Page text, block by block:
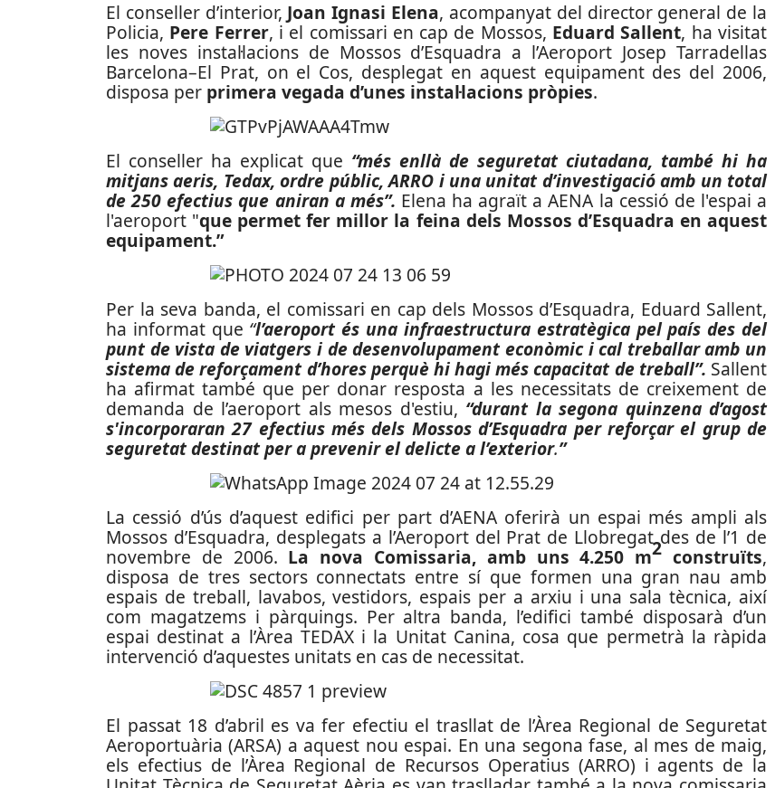
El conseller d’interior, Joan Ignasi Elena, acompanyat del director general de la
Policia, Pere Ferrer, i el comissari en cap de Mossos, Eduard Sallent, ha visitat
les noves instal·lacions de Mossos d’Esquadra a l’Aeroport Josep Tarradellas
Barcelona–El Prat, on el Cos, desplegat en aquest equipament des del 2006,
disposa per primera vegada d’unes instal·lacions pròpies.
El conseller ha explicat que “més enllà de seguretat ciutadana, també hi ha
mitjans aeris, Tedax, ordre públic, ARRO i una unitat d’investigació amb un total
de 250 efectius que aniran a més”. Elena ha agraït a AENA la cessió de l'espai a
l'aeroport "que permet fer millor la feina dels Mossos d’Esquadra en aquest
equipament.”
Per la seva banda, el comissari en cap dels Mossos d’Esquadra, Eduard Sallent,
ha informat que “l’aeroport és una infraestructura estratègica pel país des del
punt de vista de viatgers i de desenvolupament econòmic i cal treballar amb un
sistema de reforçament d’hores perquè hi hagi més capacitat de treball”. Sallent
ha afirmat també que per donar resposta a les necessitats de creixement de
demanda de l’aeroport als mesos d'estiu, “durant la segona quinzena d’agost
s'incorporaran 27 efectius més dels Mossos d’Esquadra per reforçar el grup de
seguretat destinat per a prevenir el delicte a l’exterior.”
La cessió d’ús d’aquest edifici per part d’AENA oferirà un espai més ampli als
Mossos d’Esquadra, desplegats a l’Aeroport del Prat de Llobregat des de l’1 de
novembre de 2006. La nova Comissaria, amb uns 4.250 m2 construïts,
disposa de tres sectors connectats entre sí que formen una gran nau amb
espais de treball, lavabos, vestidors, espais per a arxiu i una sala tècnica, així
com magatzems i pàrquings. Per altra banda, l’edifici també disposarà d’un
espai destinat a l’Àrea TEDAX i la Unitat Canina, cosa que permetrà la ràpida
intervenció d’aquestes unitats en cas de necessitat.
El passat 18 d’abril es va fer efectiu el trasllat de l’Àrea Regional de Seguretat
Aeroportuària (ARSA) a aquest nou espai. En una segona fase, al mes de maig,
els efectius de l’Àrea Regional de Recursos Operatius (ARRO) i agents de la